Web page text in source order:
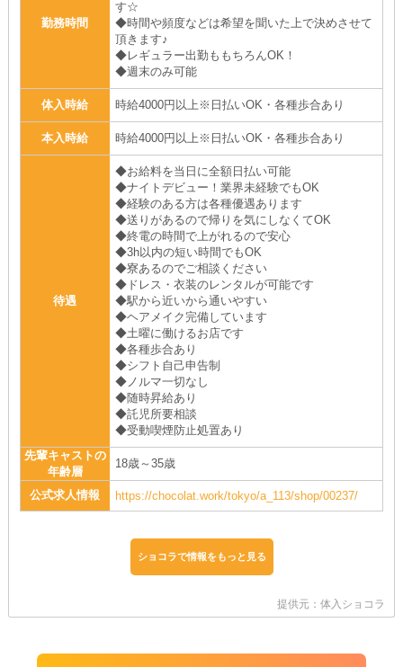
勤務時間
す☆
◆時間や頻度などは希望を聞いた上で決めさせて
頂きます♪
◆レギュラー出勤ももちろんOK！
◆週末のみ可能
体入時給 時給4000円以上※日払いOK・各種歩合あり
本入時給 時給4000円以上※日払いOK・各種歩合あり
待遇
◆お給料を当日に全額日払い可能
◆ナイトデビュー！業界未経験でもOK
◆経験のある方は各種優遇あります
◆送りがあるので帰りを気にしなくてOK
◆終電の時間で上がれるので安心
◆3h以内の短い時間でもOK
◆寮あるのでご相談ください
◆ドレス・衣装のレンタルが可能です
◆駅から近いから通いやすい
◆ヘアメイク完備しています
◆土曜に働けるお店です
◆各種歩合あり
◆シフト自己申告制
◆ノルマ一切なし
◆随時昇給あり
◆託児所要相談
◆受動喫煙防止処置あり
先輩キャストの
年齢層
18歳～35歳
公式求人情報 https://chocolat.work/tokyo/a_113/shop/00237/
ショコラで情報をもっと見る
提供元：体入ショコラ